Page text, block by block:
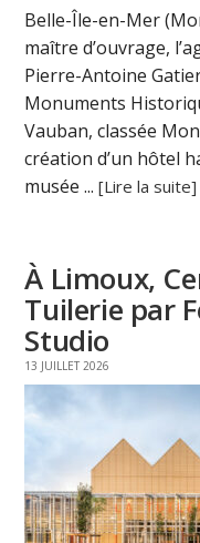
Belle-Île-en-Mer
maître d’ouvrage,
Pierre-Antoine
Monuments
Vauban, classée
création d’un hôtel
musée ...[Lire la suite]
À Limoux,
Tuilerie par
Studio
13 JUILLET 2026